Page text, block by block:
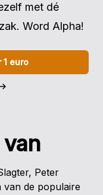
met dé
Word Alpha!
1 euro
→
Peter
van de populaire